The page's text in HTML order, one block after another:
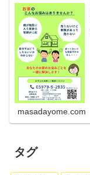
masadayome.com
タグ